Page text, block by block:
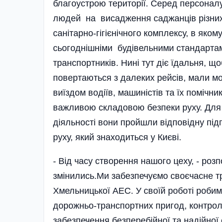
благоустрою території. Серед
людей на висадження саджанців
санітарно-гігієнічного комплексу, в
сьогоднішніми будівельними
транспортників. Нині тут діє їдальня,
повертаються з далеких рейсів, мали
виїздом водіїв, машиністів та їх
важливою складовою безпеки руху.
діяльності вони пройшли відповідну
руху, який знаходиться у Києві.
- Від часу створення нашого цеху, -
змінились.Ми забезпечуємо своєчасне
Хмельницької АЕС. У своїй роботі
дорожньо-транспортних пригод,